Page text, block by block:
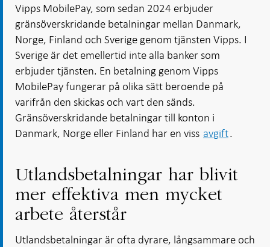
Vipps MobilePay, som sedan 2024 erbjuder
gränsöverskridande betalningar mellan Danmark,
Norge, Finland och Sverige genom tjänsten Vipps. I
Sverige är det emellertid inte alla banker som
erbjuder tjänsten. En betalning genom Vipps
MobilePay fungerar på olika sätt beroende på
varifrån den skickas och vart den sänds.
Gränsöverskridande betalningar till konton i
Danmark, Norge eller Finland har en viss avgift.
Utlandsbetalningar har blivit
mer effektiva men mycket
arbete återstår
Utlandsbetalningar är ofta dyrare, långsammare och